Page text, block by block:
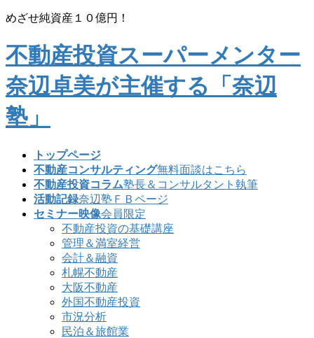
コ
テ
ン
ツ
に
移
動
ナ
ゲ
ー
シ
ョ
ン
に
めざせ純資産１０億円！
不動産投資スーパーメンター
奈辺卓美が主催する「奈辺
塾」
トップページ
不動産コンサルティング無料面談はこちら
不動産投資コラム塾長＆コンサルタント執筆
活動記録奈辺塾ＦＢページ
セミナー映像会員限定
不動産投資の基礎講座
管理＆満室経営
会計＆融資
札幌不動産
大阪不動産
外国不動産投資
市況分析
民泊＆旅館業